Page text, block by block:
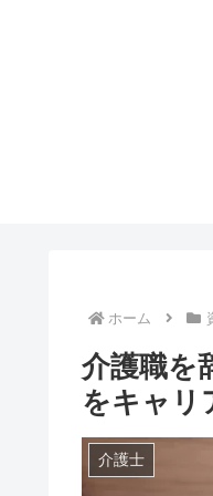
ホーム
介護職を
をキャリ
介護士